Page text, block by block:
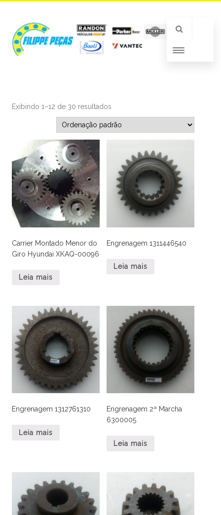
Exibindo 1–12 de 30 resultados
Carrier Montado Menor do
Giro Hyundai XKAQ-00096
Leia mais
Engrenagem 1311446540
Leia mais
Engrenagem 1312761310
Leia mais
Engrenagem 2ª Marcha
6300005
Leia mais